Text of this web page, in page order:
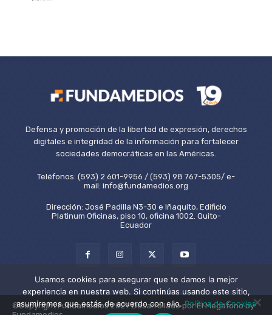
Defensa y promoción de la libertad de expresión, derechos
digitales e integridad de la información para fortalecer
sociedades democráticas en las Américas.
Teléfonos: (593) 2 601-9956 / (593) 98 767-5305/ e-
mail: info@fundamedios.org
Dirección: José Padilla N3-30 e Iñaquito, Edificio
Platinum Oficinas, piso 10, oficina 1002. Quito-
Ecuador
©Copyright Fundamedios 2021. Desarrollado por El Megáfono by
Usamos cookies para asegurar que te damos la mejor
experiencia en nuestra web. Si continúas usando este sitio,
asumiremos que estás de acuerdo con ello.Política de Cookies